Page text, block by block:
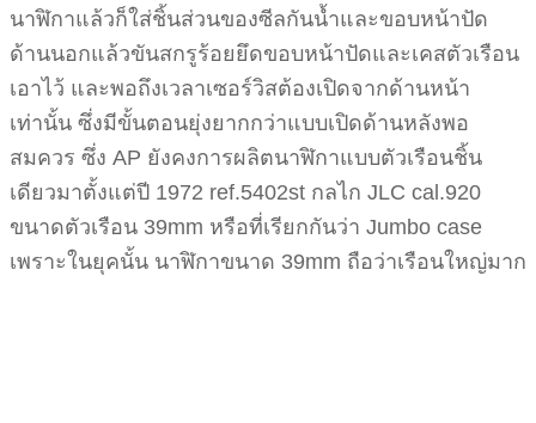
นาฬิกาแล้วก็ใส่ชิ้นส่วนของซีลกันน้ำและขอบหน้าปัด
ด้านนอกแล้วขันสกรูร้อยยึดขอบหน้าปัดและเคสตัวเรือน
เอาไว้ และพอถึงเวลาเซอร์วิสต้องเปิดจากด้านหน้า
เท่านั้น ซึ่งมีขั้นตอนยุ่งยากกว่าแบบเปิดด้านหลังพอ
สมควร ซึ่ง AP ยังคงการผลิตนาฬิกาแบบตัวเรือนชิ้น
เดียวมาตั้งแต่ปี 1972 ref.5402st กลไก JLC cal.920
ขนาดตัวเรือน 39mm หรือที่เรียกกันว่า Jumbo case
เพราะในยุคนั้น นาฬิกาขนาด 39mm ถือว่าเรือนใหญ่มาก